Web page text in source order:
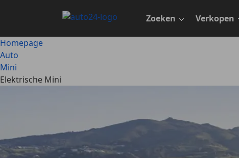
Zoeken Verkopen
Homepage
Auto
Mini
Elektrische Mini